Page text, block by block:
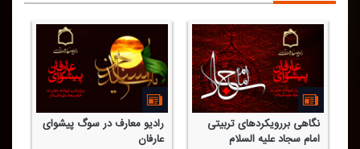
نگاهی بررویكردهای تربیتی
امام سجاد علیه السلام
رادیو معارف در سوگ پیشوای
عارفان